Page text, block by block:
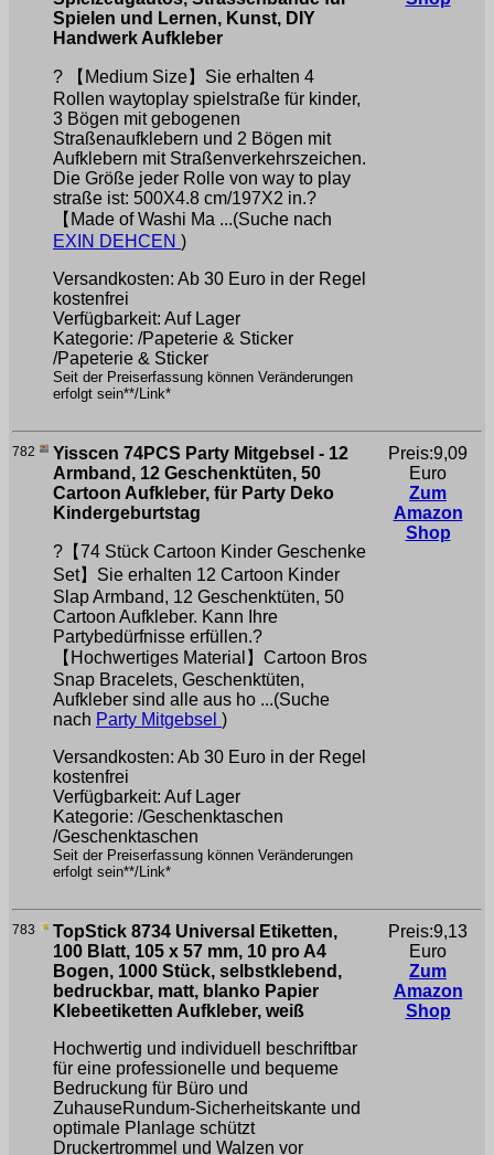
Spielen und Lernen, Kunst, DIY
Handwerk Aufkleber
? 【Medium Size】Sie erhalten 4
Rollen waytoplay spielstraße für kinder,
3 Bögen mit gebogenen
Straßenaufklebern und 2 Bögen mit
Aufklebern mit Straßenverkehrszeichen.
Die Größe jeder Rolle von way to play
straße ist: 500X4.8 cm/197X2 in.?
【Made of Washi Ma ...(Suche nach
EXIN DEHCEN )
Versandkosten: Ab 30 Euro in der Regel
kostenfrei
Verfügbarkeit: Auf Lager
Kategorie: /Papeterie & Sticker
/Papeterie & Sticker
Seit der Preiserfassung können Veränderungen
erfolgt sein**/Link*
782
Yisscen 74PCS Party Mitgebsel - 12
Armband, 12 Geschenktüten, 50
Cartoon Aufkleber, für Party Deko
Kindergeburtstag
?【74 Stück Cartoon Kinder Geschenke
Set】Sie erhalten 12 Cartoon Kinder
Slap Armband, 12 Geschenktüten, 50
Cartoon Aufkleber. Kann Ihre
Partybedürfnisse erfüllen.?
【Hochwertiges Material】Cartoon Bros
Snap Bracelets, Geschenktüten,
Aufkleber sind alle aus ho ...(Suche
nach Party Mitgebsel )
Versandkosten: Ab 30 Euro in der Regel
kostenfrei
Verfügbarkeit: Auf Lager
Kategorie: /Geschenktaschen
/Geschenktaschen
Seit der Preiserfassung können Veränderungen
erfolgt sein**/Link*
Preis:9,09
Euro
Zum
Amazon
Shop
783
TopStick 8734 Universal Etiketten,
100 Blatt, 105 x 57 mm, 10 pro A4
Bogen, 1000 Stück, selbstklebend,
bedruckbar, matt, blanko Papier
Klebeetiketten Aufkleber, weiß
Hochwertig und individuell beschriftbar
für eine professionelle und bequeme
Bedruckung für Büro und
ZuhauseRundum-Sicherheitskante und
optimale Planlage schützt
Druckertrommel und Walzen vor
Preis:9,13
Euro
Zum
Amazon
Shop